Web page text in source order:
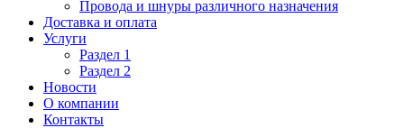
Провода и шнуры различного назначения
Доставка и оплата
Услуги
Раздел 1
Раздел 2
Новости
О компании
Контакты